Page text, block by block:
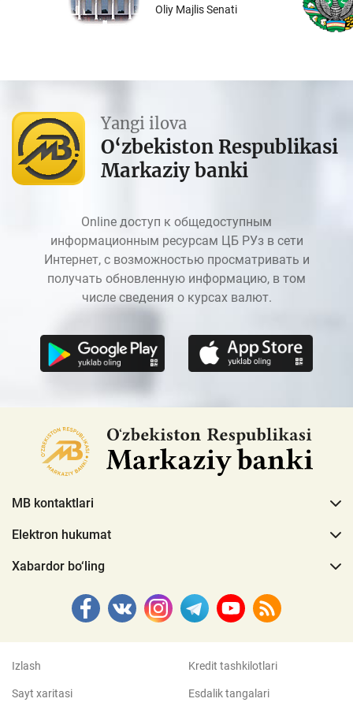
Oliy Majlis Senati
Yangi ilova
O‘zbekiston Respublikasi
Markaziy banki
Online доступ к общедоступным
информационным ресурсам ЦБ РУз в сети
Интернет, с возможностью просматривать и
получать обновленную информацию, в том
числе сведения о курсах валют.
MB kontaktlari
Elektron hukumat
Xabardor bo‘ling
Izlash
Sayt xaritasi
Kredit tashkilotlari
Esdalik tangalari